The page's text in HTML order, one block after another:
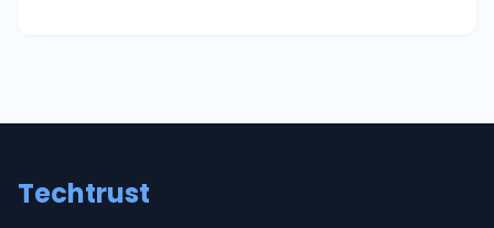
Techtrust